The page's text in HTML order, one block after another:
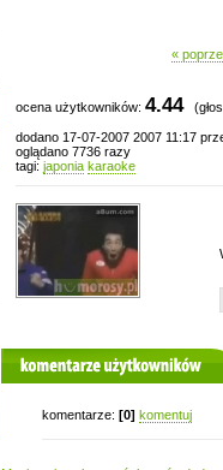
«
ocena użytkowników: 4.44
dodano 17-07-2007 2007 11:17
oglądano 7736 razy
tagi: japonia karaoke
komentarze użytkowników
komentarze: [0] komentuj